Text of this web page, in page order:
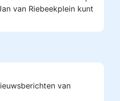
van Riebeekplein kunt
van